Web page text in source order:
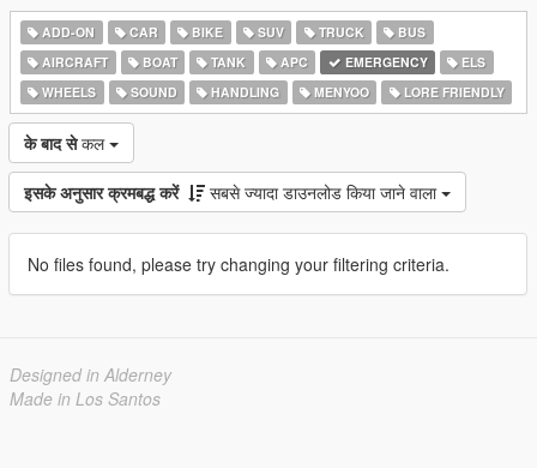
ADD-ON CAR BIKE SUV TRUCK
BUS
AIRCRAFT
BOAT TANK APC EMERGENCY
ELS
WHEELS
SOUND HANDLING MENYOO LORE FRIENDLY
के बाद से कल
इसके अनुसार क्रमबद्ध करें सबसे ज्यादा डाउनलोड किया जाने वाला
No files found, please try changing your filtering criteria.
Designed in Alderney
Made in Los Santos